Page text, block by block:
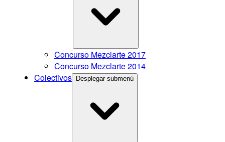
Concurso Mezclarte 2017
Concurso Mezclarte 2014
Colectivos
Desplegar submenú